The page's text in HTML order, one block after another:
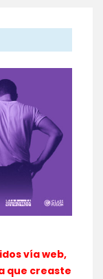
vía web,
que creaste